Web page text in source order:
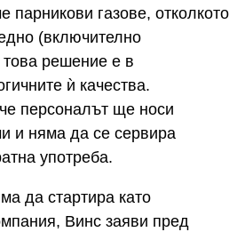
парникови газове, отколкото
(включително
това решение е в
ѝ качества.
персоналът ще носи
и няма да се сервира
употреба.
да стартира като
Винс заяви пред